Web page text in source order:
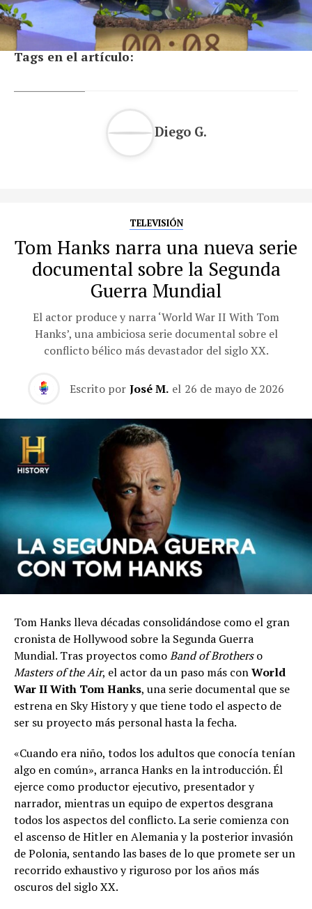
Tags en el artículo:
Diego G.
TELEVISIÓN
Tom Hanks narra una nueva serie
documental sobre la Segunda
Guerra Mundial
El actor produce y narra ‘World War II With Tom
Hanks’, una ambiciosa serie documental sobre el
conflicto bélico más devastador del siglo XX.
Escrito por José M. el 26 de mayo de 2026
Tom Hanks lleva décadas consolidándose como el gran
cronista de Hollywood sobre la Segunda Guerra
Mundial. Tras proyectos comoBand of Brotherso
Masters of the Air, el actor da un paso más conWorld
War II With Tom Hanks, una serie documental que se
estrena en Sky History y que tiene todo el aspecto de
ser su proyecto más personal hasta la fecha.
«Cuando era niño, todos los adultos que conocía tenían
algo en común», arranca Hanks en la introducción. Él
ejerce como productor ejecutivo, presentador y
narrador, mientras un equipo de expertos desgrana
todos los aspectos del conflicto. La serie comienza con
el ascenso de Hitler en Alemania y la posterior invasión
de Polonia, sentando las bases de lo que promete ser un
recorrido exhaustivo y riguroso por los años más
oscuros del siglo XX.